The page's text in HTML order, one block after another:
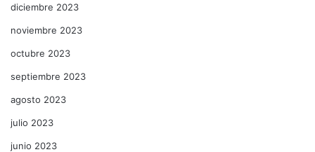
diciembre 2023
noviembre 2023
octubre 2023
septiembre 2023
agosto 2023
julio 2023
junio 2023